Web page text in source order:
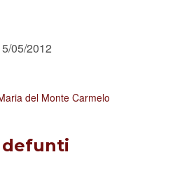
05/2012
del Monte Carmelo
defunti